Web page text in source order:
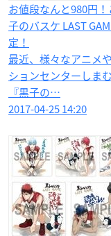
お値段なんと980円
子のバスケ LAST
定！
最近、様々なアニメ
ションセンターしま
『黒子の…
2017-04-25 14:20